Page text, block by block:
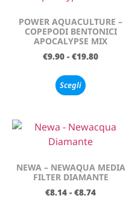
POWER AQUACULTURE –
COPEPODI BENTONICI
APOCALYPSE MIX
€9.90 - €19.80
Scegli
NEWA – NEWAQUA MEDIA
FILTER DIAMANTE
€8.14 - €8.74